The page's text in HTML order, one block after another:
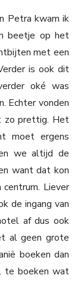
Petra kwam ik
beetje op het
met een
is ook dit
oké was
Echter vonden
zo prettig. Het
moet ergens
we altijd de
want dat kon
Liever
de ingang van
af dus ook
al geen grote
boeken dan
te boeken wat